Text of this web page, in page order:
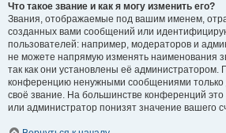
Что такое звание и как я могу изменить его?
Звания, отображаемые под вашим именем,
созданных вами сообщений или
пользователей: например, модераторов и
не можете напрямую изменять наименования
так как они установлены её администратором.
конференцию ненужными сообщениями только
своё звание. На большинстве конференций
или администратор понизят значение вашего